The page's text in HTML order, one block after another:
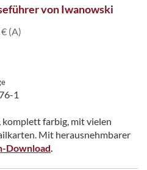
von Iwanowski
(A)
1
komplett farbig, mit vielen
Mit herausnehmbarer
Download.